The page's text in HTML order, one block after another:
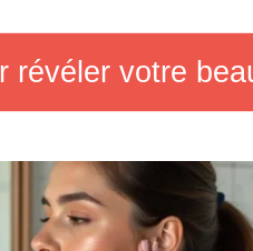
révéler votre